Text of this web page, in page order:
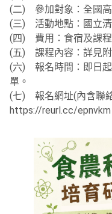
(二) 參加對象：全國高
(三) 活動地點：國立清
(四) 費用：食宿及課程
(五) 課程內容：詳見附
(六) 報名時間：即日
單。
(七) 報名網址(內含聯
https://reurl.cc/epnvkm